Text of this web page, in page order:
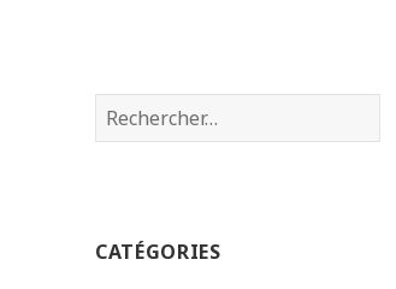
Rechercher :
CATÉGORIES